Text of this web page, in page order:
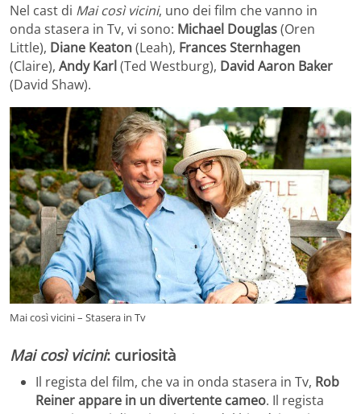
Nel cast di Mai così vicini, uno dei film che vanno in
onda stasera in Tv, vi sono: Michael Douglas(Oren
Little), Diane Keaton(Leah), Frances Sternhagen
(Claire), Andy Karl (Ted Westburg), David Aaron Baker
(David Shaw).
Mai così vicini – Stasera in Tv
Mai così vicini: curiosità
Il regista del film, che va in onda stasera in Tv, Rob
Reiner appare in un divertente cameo. Il regista